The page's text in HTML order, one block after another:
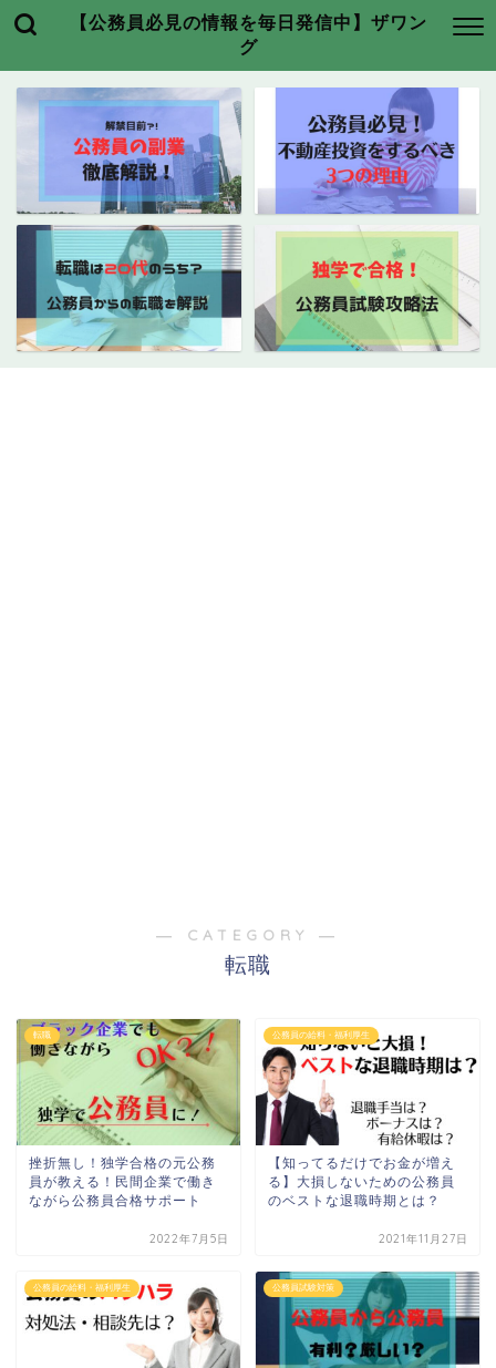
【公務員必見の情報を毎日発信中】ザワン
グ
― CATEGORY ―
転職
転職
挫折無し！独学合格の元公務
員が教える！民間企業で働き
ながら公務員合格サポート
2022年7月5日
公務員の給料・福利厚生
【知ってるだけでお金が増え
る】大損しないための公務員
のベストな退職時期とは？
2021年11月27日
公務員の給料・福利厚生 公務員試験対策